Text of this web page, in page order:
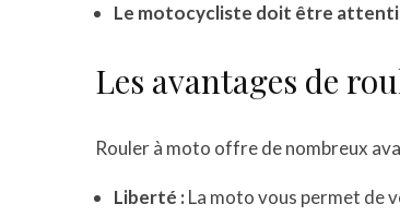
Le motocycliste doit être
Les avantages de
Rouler à moto offre de nombreux
Liberté :La moto vous permet de